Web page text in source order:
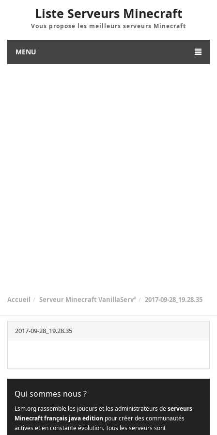
Liste Serveurs Minecraft
Vous propose les meilleurs serveurs Minecraft
MENU
Accueil Serveur Minecraft VanillaServ² 2017-09-28_19.28.35
2017-09-28_19.28.35
Qui sommes nous ?
Lsm.org rassemble les joueurs et les administrateurs deserveurs
Minecraft français java edition pour créer des communautés
actives et en constante évolution. Tous les serveurs sont